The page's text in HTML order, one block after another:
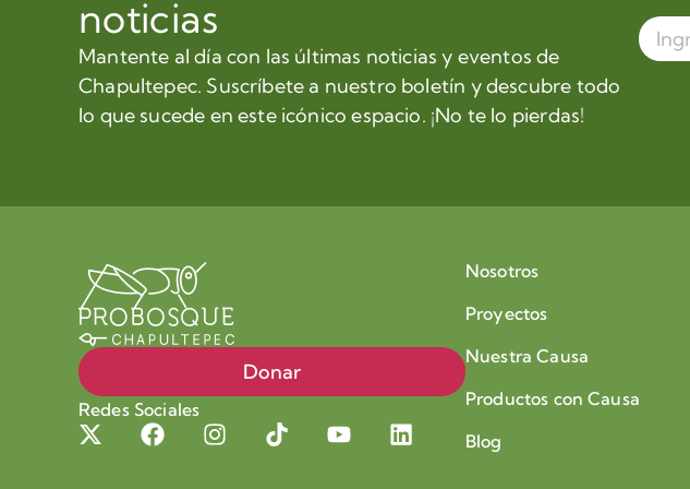
noticias
Mantente al día con las últimas noticias y eventos de
Chapultepec. Suscríbete a nuestro boletín y descubre todo
lo que sucede en este icónico espacio. ¡No te lo pierdas!
Donar
Redes Sociales
Nosotros
Proyectos
Nuestra Causa
Productos con Causa
Blog